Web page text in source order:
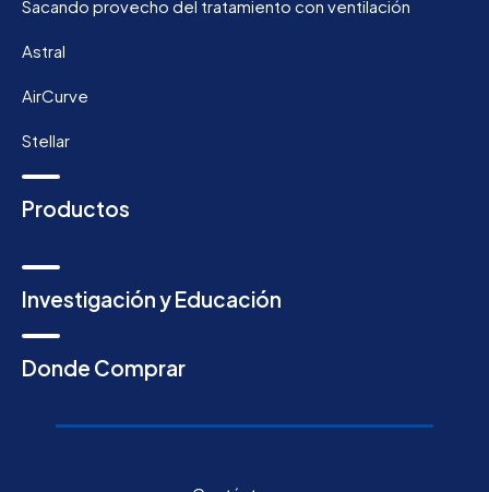
Sacando provecho del tratamiento con ventilación
Astral
AirCurve
Stellar
Productos
Investigación y Educación
Donde Comprar